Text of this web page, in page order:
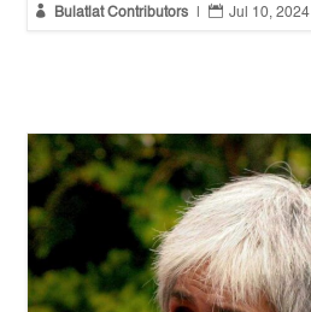
 Bulatlat Contributors  Jul 10, 2024